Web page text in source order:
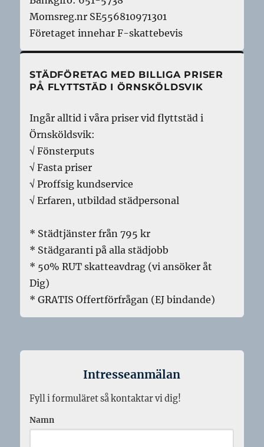
Momsreg.nr SE556810971301
Företaget innehar F-skattebevis
STÄDFÖRETAG MED BILLIGA PRISER
PÅ FLYTTSTÄD I ÖRNSKÖLDSVIK
Ingår alltid i våra priser vid flyttstäd i
Örnsköldsvik:
√ Fönsterputs
√ Fasta priser
√ Proffsig kundservice
√ Erfaren, utbildad städpersonal
* Städtjänster från 795 kr
* Städgaranti på alla städjobb
* 50% RUT skatteavdrag (vi ansöker åt
Dig)
* GRATIS Offertförfrågan (EJ bindande)
Intresseanmälan
Fyll i formuläret så kontaktar vi dig!
Namn